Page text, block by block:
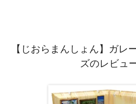
【じおらまんしょん】ガ
ズのレビュ